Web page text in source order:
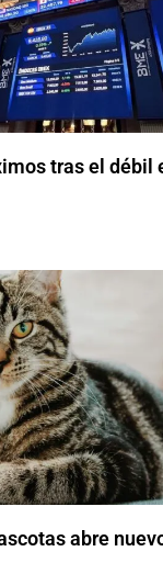
tras el débil
abre